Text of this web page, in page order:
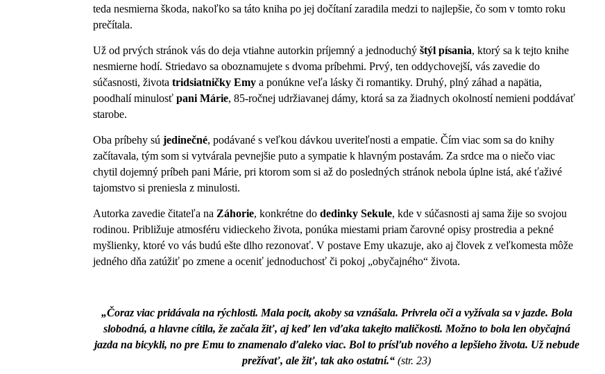
teda nesmierna škoda, nakoľko sa táto kniha po jej dočítaní zaradila medzi to najlepšie, čo som v tomto roku
prečítala.
Už od prvých stránok vás do deja vtiahne autorkin príjemný a jednoduchýštýl písania, ktorý sa k tejto knihe
nesmierne hodí. Striedavo sa oboznamujete s dvoma príbehmi. Prvý, ten oddychovejší, vás zavedie do
súčasnosti, životatridsiatničky Emy a ponúkne veľa lásky či romantiky. Druhý, plný záhad a napätia,
poodhalí minulosťpani Márie, 85-ročnej udržiavanej dámy, ktorá sa za žiadnych okolností nemieni poddávať
starobe.
Oba príbehy sújedinečné, podávané s veľkou dávkou uveriteľnosti a empatie. Čím viac som sa do knihy
začítavala, tým som si vytvárala pevnejšie puto a sympatie k hlavným postavám. Za srdce ma o niečo viac
chytil dojemný príbeh pani Márie, pri ktorom som si až do posledných stránok nebola úplne istá, aké ťaživé
tajomstvo si preniesla z minulosti.
Autorka zavedie čitateľa na Záhorie, konkrétne dodedinky Sekule, kde v súčasnosti aj sama žije so svojou
rodinou. Približuje atmosféru vidieckeho života, ponúka miestami priam čarovné opisy prostredia a pekné
myšlienky, ktoré vo vás budú ešte dlho rezonovať. V postave Emy ukazuje, ako aj človek z veľkomesta môže
jedného dňa zatúžiť po zmene a oceniť jednoduchosť či pokoj „obyčajného“ života.
„Čoraz viac pridávala na rýchlosti. Mala pocit, akoby sa vznášala. Privrela oči a vyžívala sa v jazde. Bola
slobodná, a hlavne cítila, že začala žiť, aj keď len vďaka takejto maličkosti. Možno to bola len obyčajná
jazda na bicykli, no pre Emu to znamenalo ďaleko viac. Bol to prísľub nového a lepšieho života. Už nebude
prežívať, ale žiť, tak ako ostatní.“(str. 23)